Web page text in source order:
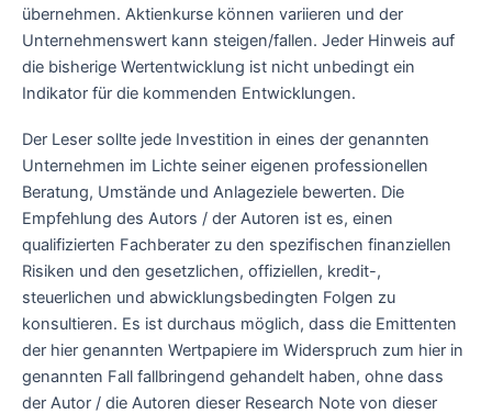
übernehmen. Aktienkurse können variieren und der
Unternehmenswert kann steigen/fallen. Jeder Hinweis auf
die bisherige Wertentwicklung ist nicht unbedingt ein
Indikator für die kommenden Entwicklungen.
Der Leser sollte jede Investition in eines der genannten
Unternehmen im Lichte seiner eigenen professionellen
Beratung, Umstände und Anlageziele bewerten. Die
Empfehlung des Autors / der Autoren ist es, einen
qualifizierten Fachberater zu den spezifischen finanziellen
Risiken und den gesetzlichen, offiziellen, kredit-,
steuerlichen und abwicklungsbedingten Folgen zu
konsultieren. Es ist durchaus möglich, dass die Emittenten
der hier genannten Wertpapiere im Widerspruch zum hier in
genannten Fall fallbringend gehandelt haben, ohne dass
der Autor / die Autoren dieser Research Note von dieser